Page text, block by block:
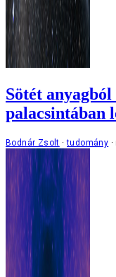
Sötét
palacsintában
Bodnár Zsolt tudomány